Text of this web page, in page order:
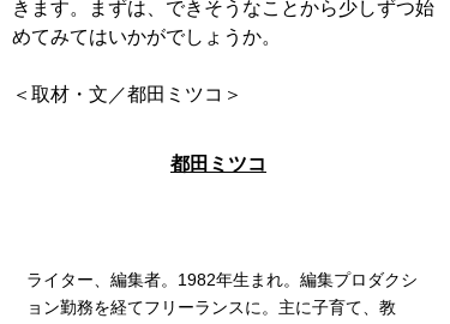
きます。まずは、できそうなことから少しずつ始
めてみてはいかがでしょうか。
＜取材・文／都田ミツコ＞
都田ミツコ
ライター、編集者。1982年生まれ。編集プロダクシ
ョン勤務を経てフリーランスに。主に子育て、教